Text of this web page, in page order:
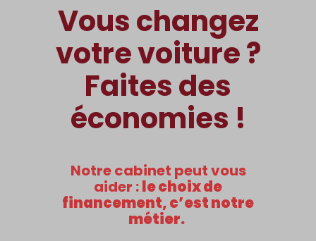
Vous changez
votre voiture ?
Faites des
économies !
Notre cabinet peut vous
aider :le choix de
financement, c’est notre
métier.